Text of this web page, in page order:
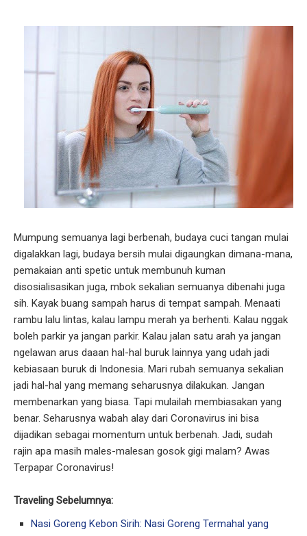
Mumpung semuanya lagi berbenah, budaya cuci tangan mulai
digalakkan lagi, budaya bersih mulai digaungkan dimana-mana,
pemakaian anti spetic untuk membunuh kuman
disosialisasikan juga, mbok sekalian semuanya dibenahi juga
sih. Kayak buang sampah harus di tempat sampah. Menaati
rambu lalu lintas, kalau lampu merah ya berhenti. Kalau nggak
boleh parkir ya jangan parkir. Kalau jalan satu arah ya jangan
ngelawan arus daaan hal-hal buruk lainnya yang udah jadi
kebiasaan buruk di Indonesia. Mari rubah semuanya sekalian
jadi hal-hal yang memang seharusnya dilakukan. Jangan
membenarkan yang biasa. Tapi mulailah membiasakan yang
benar. Seharusnya wabah alay dari Coronavirus ini bisa
dijadikan sebagai momentum untuk berbenah. Jadi, sudah
rajin apa masih males-malesan gosok gigi malam? Awas
Terpapar Coronavirus!
Traveling Sebelumnya:
Nasi Goreng Kebon Sirih: Nasi Goreng Termahal yang